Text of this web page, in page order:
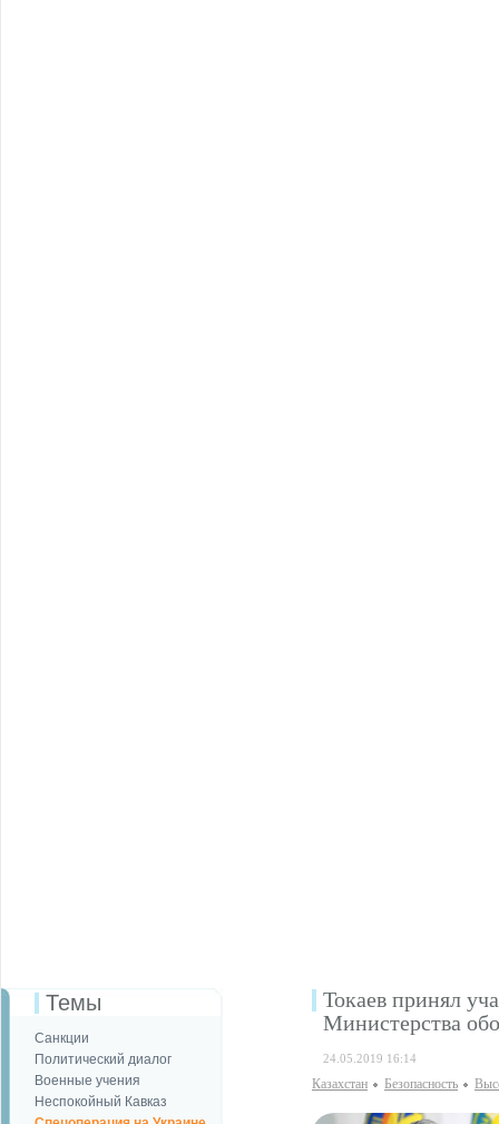
Темы
Санкции
Политический диалог
Военные учения
Неспокойный Кавказ
Токаев принял
Министерства
24.05.2019 16:14
Казахстан Безопаcность